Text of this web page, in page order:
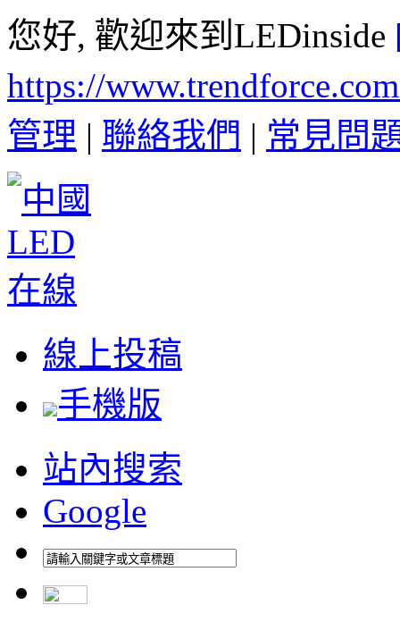
您好, 歡迎來到LEDinside
https://
管理 | 聯絡我們 | 常見問
線上投稿
手機版
站內搜索
Google